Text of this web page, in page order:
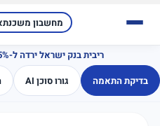
מחשבון
ריבית בנק ישראל ירדה ל-3.5%
בדיקת התאמה
גורו סוכן AI